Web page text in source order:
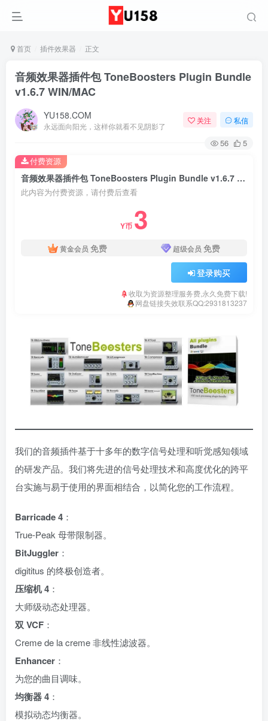
首页 插件效果器 正文
音频效果器插件包 ToneBoosters Plugin Bundle
v1.6.7 WIN/MAC
YU158.COM
永远面向阳光，这样你就看不见阴影了
关注 私信
56 5
音频效果器插件包 ToneBoosters Plugin Bundle v1.6.7 WIN/MAC
此内容为付费资源，请付费后查看
Y币 3
黄金会员 免费 超级会员 免费
登录购买
收取为资源整理服务费,永久免费下载!
网盘链接失效联系QQ:2931813237
付费资源
我们的音频插件基于十多年的数字信号处理和听觉感知领域
的研发产品。我们将先进的信号处理技术和高度优化的跨平
台实施与易于使用的界面相结合，以简化您的工作流程。
Barricade 4 ：
True-Peak 母带限制器。
BitJuggler ：
digititus 的终极创造者。
压缩机 4 ：
大师级动态处理器。
双 VCF ：
Creme de la creme 非线性滤波器。
Enhancer ：
为您的曲目调味。
均衡器 4 ：
模拟动态均衡器。